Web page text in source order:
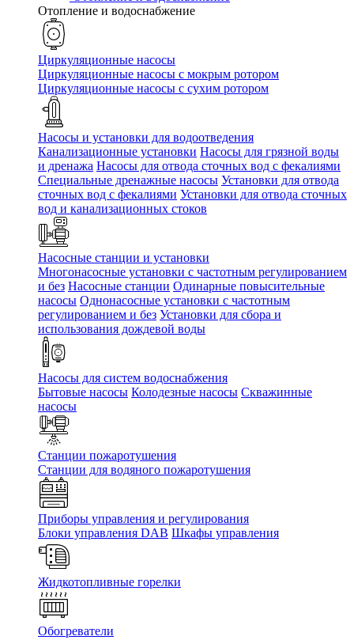
Отопление и водоснабжение
Циркуляционные насосы
Циркуляционные насосы с мокрым ротором
Циркуляционные насосы с сухим ротором
Насосы и установки для водоотведения
Канализационные установки Насосы для грязной воды
и дренажа Насосы для отвода сточных вод c фекалиями
Специальные дренажные насосы Установки для отвода
сточных вод c фекалиями Установки для отвода сточных
вод и канализационных стоков
Насосные станции и установки
Многонасосные установки с частотным регулированием
и без Насосные станции Одинарные повысительные
насосы Однонасосные установки с частотным
регулированием и без Установки для сбора и
использования дождевой воды
Насосы для систем водоснабжения
Бытовые насосы Колодезные насосы Скважинные
насосы
Станции пожаротушения
Станции для водяного пожаротушения
Приборы управления и регулирования
Блоки управления DAB Шкафы управления
Жидкотопливные горелки
Обогреватели